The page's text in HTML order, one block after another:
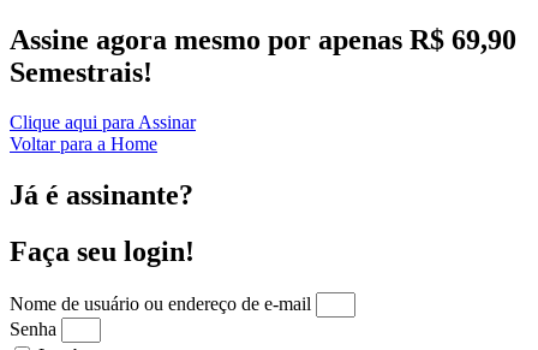
Assine agora mesmo por apenas R$ 69,90
Semestrais!
Clique aqui para Assinar
Voltar para a Home
Já é assinante?
Faça seu login!
Nome de usuário ou endereço de e-mail
Senha